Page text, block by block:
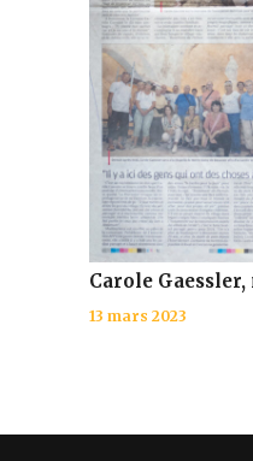
Carole
13 mars 2023